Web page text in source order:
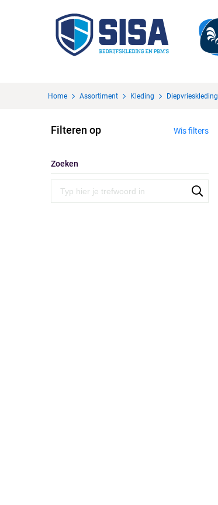
Home Assortiment Kleding Diepvrieskleding
Filteren op Wis filters
Zoeken